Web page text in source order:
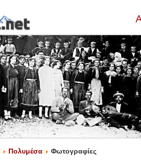
Πολυμέσα Φωτογραφίες